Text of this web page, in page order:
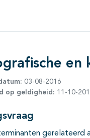
richtlijn
en
03-08-2016
op geldigheid: 11-10-
gerelateerd